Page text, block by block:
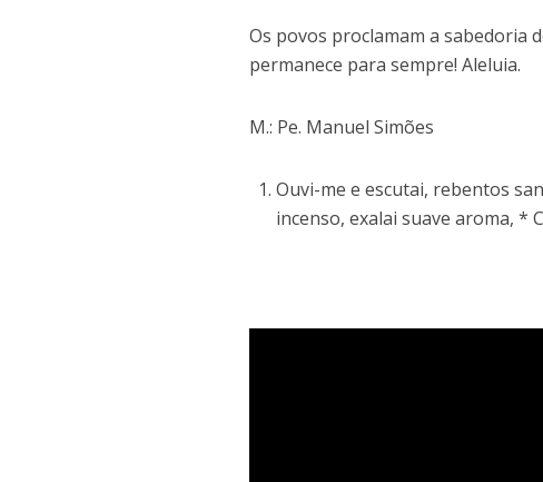
Os povos proclamam a sabedoria
permanece para sempre! Aleluia.
M.: Pe. Manuel Simões
Ouvi-me e escutai, rebentos
incenso, exalai suave aroma, *